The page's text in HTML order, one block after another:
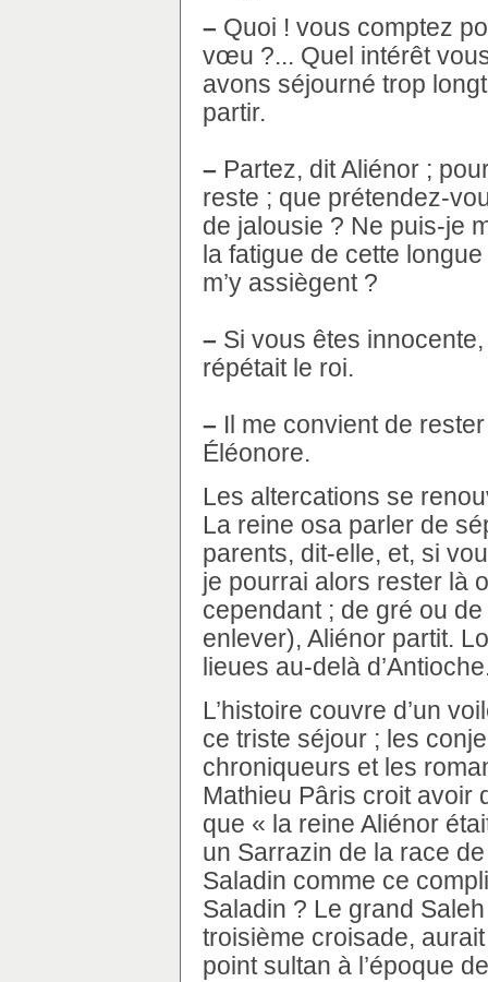
– Quoi ! vous comptez
vœu ?... Quel intérêt
avons séjourné trop
partir.
– Partez, dit Aliénor ;
reste ; que prétendez-
de jalousie ? Ne puis-je
la fatigue de cette
m’y assiègent ?
– Si vous êtes
répétait le roi.
– Il me convient de
Éléonore.
Les altercations se
La reine osa parler de
parents, dit-elle, et, si
je pourrai alors rester là
cependant ; de gré ou
enlever), Aliénor partit.
lieues au-delà
L’histoire couvre d’un
ce triste séjour ; les
chroniqueurs et les
Mathieu Pâris croit avoir
que « la reine Aliénor
un Sarrazin de la race
Saladin comme ce
Saladin ? Le grand
troisième croisade,
point sultan à l’époque